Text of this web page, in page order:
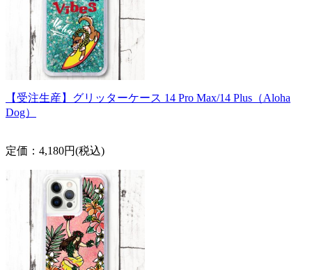
【受注生産】グリッターケース 14 Pro Max/14 Plus（Aloha
Dog）
定価：4,180円(税込)